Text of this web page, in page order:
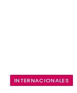
INTERNACIONALES